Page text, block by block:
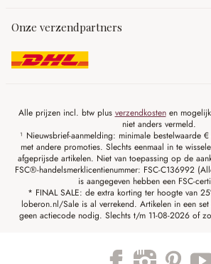
Onze verzendpartners
Alle prijzen incl. btw plus verzendkostenen
niet anders vermeld.
¹ Nieuwsbrief-aanmelding: minimale bestelwaarde
met andere promoties. Slechts eenmaal in te
afgeprijsde artikelen. Niet van toepassing op de
FSC®-handelsmerklicentienummer: FSC-C136992
is aangegeven hebben een FSC-
* FINAL SALE: de extra korting ter hoogte van
loberon.nl/Sale is al verrekend. Artikelen in een
geen actiecode nodig. Slechts t/m 11-08-2026 of